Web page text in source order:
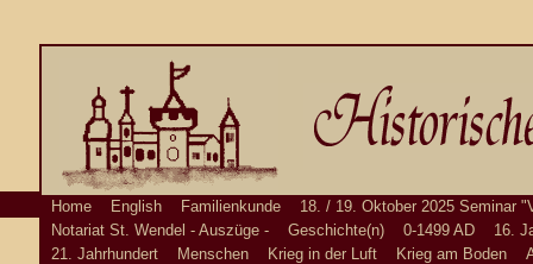
Home English Familienkunde
18. / 19. Oktober 2025 Seminar
Notariat St. Wendel - Auszüge -
Geschichte(n) 0-1499 AD
16.
21. Jahrhundert
Menschen Krieg in der Luft Krieg am Boden